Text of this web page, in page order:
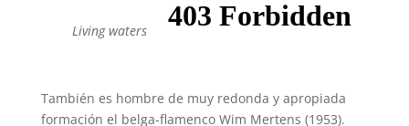
Living waters
También es hombre de muy redonda y apropiada
formación el belga-flamenco Wim Mertens (1953).